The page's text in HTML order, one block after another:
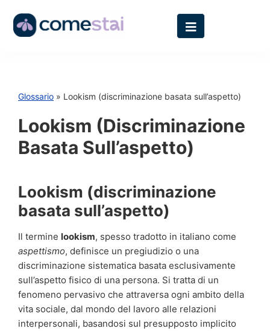
Glossario » Lookism (discriminazione basata sull’aspetto)
Lookism (discriminazione
Basata Sull’aspetto)
Lookism (discriminazione
basata sull’aspetto)
Il termine lookism, spesso tradotto in italiano come
aspettismo, definisce un pregiudizio o una
discriminazione sistematica basata esclusivamente
sull’aspetto fisico di una persona. Si tratta di un
fenomeno pervasivo che attraversa ogni ambito della
vita sociale, dal mondo del lavoro alle relazioni
interpersonali, basandosi sul presupposto implicito